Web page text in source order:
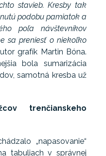
stavieb. Kresby tak
podobu pamiatok a
poľa návštevníkov
sa preniesť o niekoľko
grafík Martin Bóna.
bola sumarizácia
samotná kresba už
trenčianskeho
„napasovanie“
tabuliach v správnej